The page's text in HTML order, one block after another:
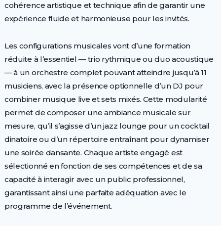
cohérence artistique et technique afin de garantir une
expérience fluide et harmonieuse pour les invités.
Les configurations musicales vont d’une formation
réduite à l’essentiel — trio rythmique ou duo acoustique
— à un orchestre complet pouvant atteindre jusqu’à 11
musiciens, avec la présence optionnelle d’un DJ pour
combiner musique live et sets mixés. Cette modularité
permet de composer une ambiance musicale sur
mesure, qu’il s’agisse d’un jazz lounge pour un cocktail
dinatoire ou d’un répertoire entraînant pour dynamiser
une soirée dansante. Chaque artiste engagé est
sélectionné en fonction de ses compétences et de sa
capacité à interagir avec un public professionnel,
garantissant ainsi une parfaite adéquation avec le
programme de l’événement.